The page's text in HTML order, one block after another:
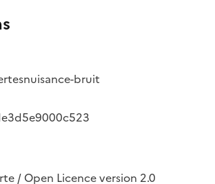
nuisance-bruit
/ Open Licence version 2.0